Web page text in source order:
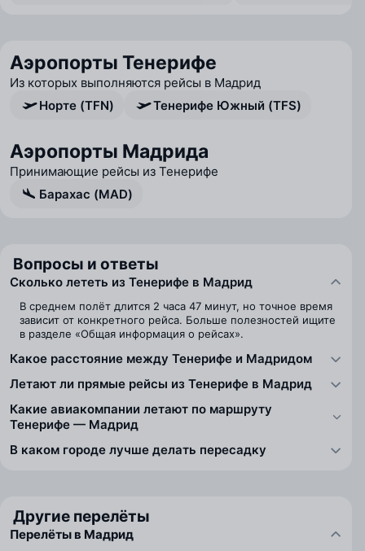
Аэропорты Тенерифе
Из которых выполняются рейсы в Мадрид
Норте (TFN)
Тенерифе Южный (TFS)
Аэропорты Мадрида
Принимающие рейсы из Тенерифе
Барахас (MAD)
Вопросы и ответы
Сколько лететь из Тенерифе в Мадрид
В среднем полёт длится 2 часа 47 минут, но точное время
зависит от конкретного рейса. Больше полезностей ищите
в разделе «Общая информация о рейсах».
Какое расстояние между Тенерифе и Мадридом
Летают ли прямые рейсы из Тенерифе в Мадрид
Какие авиакомпании летают по маршруту
Тенерифе — Мадрид
В каком городе лучше делать пересадку
Другие перелёты
Перелёты в Мадрид